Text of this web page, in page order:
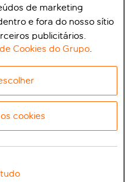
de marketing
e fora do nosso sítio
publicitários.
Cookies do Grupo.
cookies